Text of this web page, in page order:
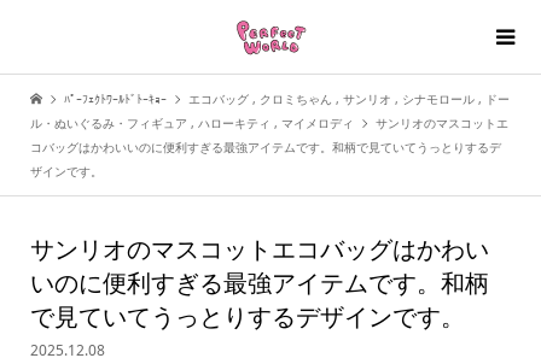
ﾊﾟｰﾌｪｸﾄﾜｰﾙﾄﾞﾄｰｷｮｰ エコバッグ , クロミちゃん , サンリオ , シナモロール , ドー
ル・ぬいぐるみ・フィギュア , ハローキティ , マイメロディ
サンリオのマスコットエ
コバッグはかわいいのに便利すぎる最強アイテムです。和柄で見ていてうっとりするデ
ザインです。
サンリオのマスコットエコバッグはかわい
いのに便利すぎる最強アイテムです。和柄
で見ていてうっとりするデザインです。
2025.12.08